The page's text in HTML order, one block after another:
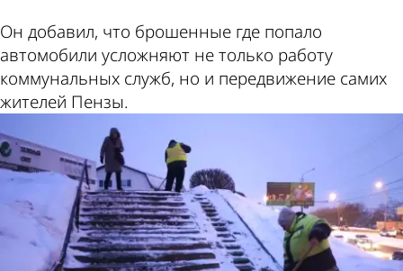
Он добавил, что брошенные где попало
автомобили усложняют не только работу
коммунальных служб, но и передвижение самих
жителей Пензы.